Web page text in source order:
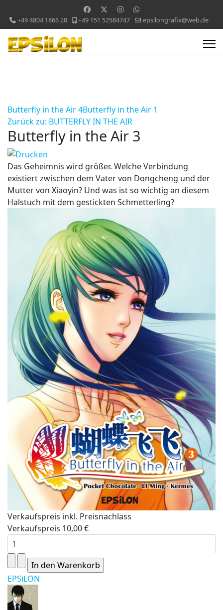
+49 4804 1866 28 +49 151 52584747 epsilongrafix@web.de
Butterfly in the Air 4Butterfly in the Air 1
Zurück zu: BUTTERFLY IN THE AIR
Butterfly in the Air 3
Das Geheimnis wird größer. Welche Verbindung
existiert zwischen dem Vater von Dongcheng und der
Mutter von Xiaoyin? Und was ist so wichtig an diesem
Halstuch mit dem gestickten Schmetterling?
Verkaufspreis inkl. Preisnachlass
Verkaufspreis 10,00 €
EPSiLON